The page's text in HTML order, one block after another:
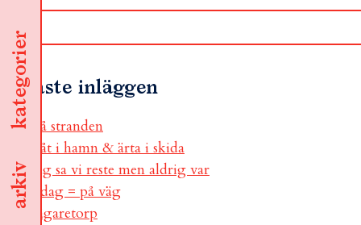
arkiv
kategorier
Senaste inläggen
på stranden
båt i hamn & ärta i skida
jag sa vi reste men aldrig var
i dag = på väg
sågaretorp